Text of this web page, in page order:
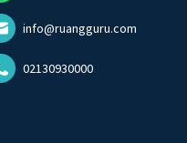
info@ruangguru.com
02130930000